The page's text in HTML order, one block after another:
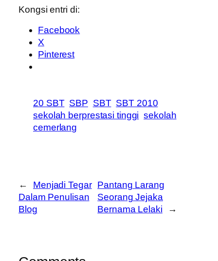
Kongsi entri di:
Facebook
X
Pinterest
20 SBT SBP SBT SBT 2010
sekolah berprestasi tinggi sekolah
cemerlang
←
Menjadi Tegar
Dalam Penulisan
Blog
Pantang Larang
Seorang Jejaka
Bernama Lelaki
→